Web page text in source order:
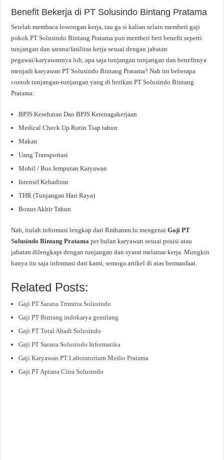
Benefit Bekerja di PT Solusindo Bintang Pratama
Setelah membaca lowongan kerja, tau ga si kalian selain memberi gaji
pokok PT Solusindo Bintang Pratama pun memberi beri benefit seperti
tunjangan dan sarana/fasilitas kerja sesuai dengan jabatan
pegawai/karyawannya loh, apa saja tunjangan tunjangan dan benefitnya
menjadi karyawan PT Solusindo Bintang Pratama? Nah ini beberapa
contoh tunjangan-tunjangan yang di berikan PT Solusindo Bintang
Pratama:
BPJS Kesehatan Dan BPJS Ketenagakerjaan
Medical Check Up Rutin Tiap tahun
Makan
Uang Transportasi
Mobil / Bus Jemputan Karyawan
Intensif Kehadiran
THR (Tunjangan Hari Raya)
Bonus Akhir Tahun
Nah, itulah informasi lengkap dari Rmhamm.lu mengenaiGaji PT
Solusindo Bintang Pratamaper bulan karyawan sesuai posisi atau
jabatan dilengkapi dengan tunjangan dan syarat melamar kerja. Mungkin
hanya itu saja informasi dari kami, semoga artikel di atas bermanfaat.
Related Posts:
Gaji PT Sarana Trimitra Solusindo
Gaji PT Bintang indokarya gemilang
Gaji PT Total Abadi Solusindo
Gaji PT Sarana Solusindo Informatika
Gaji Karyawan PT Laboratorium Medio Pratama
Gaji PT Aptana Citra Solusindo